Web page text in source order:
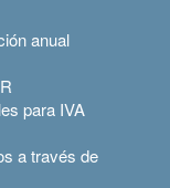
anual
para IVA
a través de